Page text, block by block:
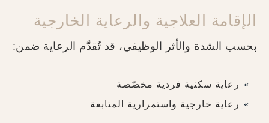
الإقامة العلاجية والرعاية الخارجية
بحسب الشدة والأثر الوظيفي، قد تُقدَّم الرعاية ضمن:
رعاية سكنية فردية مخصّصة
رعاية خارجية واستمرارية المتابعة